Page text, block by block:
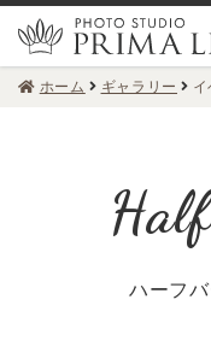
ホーム ギャラリー イ
ハーフ